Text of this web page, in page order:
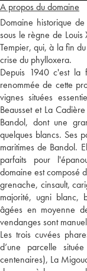
A propos du domaine
Domaine historique
sous le règne de
Tempier, qui, à la fin
crise du phylloxera.
Depuis 1940 c'est la
renommée de cette
vignes situées
Beausset et La
Bandol, dont une
quelques blancs. Ses
maritimes de Bandol.
parfaits pour
domaine est composé
grenache, cinsault,
majorité, ugni blanc,
âgées en moyenne
vendanges sont
Les trois cuvées
d’une parcelle
centenaires), La